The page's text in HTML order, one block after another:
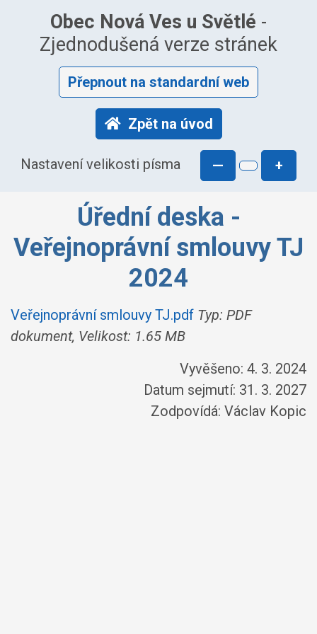
Obec Nová Ves u Světlé -
Zjednodušená verze stránek
Přepnout na standardní web
Zpět na úvod
Nastavení velikosti písma — +
Úřední deska -
Veřejnoprávní smlouvy TJ
2024
Veřejnoprávní smlouvy TJ.pdf Typ: PDF
dokument, Velikost: 1.65 MB
Vyvěšeno: 4. 3. 2024
Datum sejmutí: 31. 3. 2027
Zodpovídá: Václav Kopic